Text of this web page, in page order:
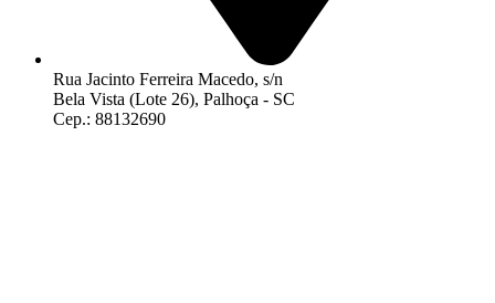
Rua Jacinto Ferreira Macedo, s/n
Bela Vista (Lote 26), Palhoça - SC
Cep.: 88132690